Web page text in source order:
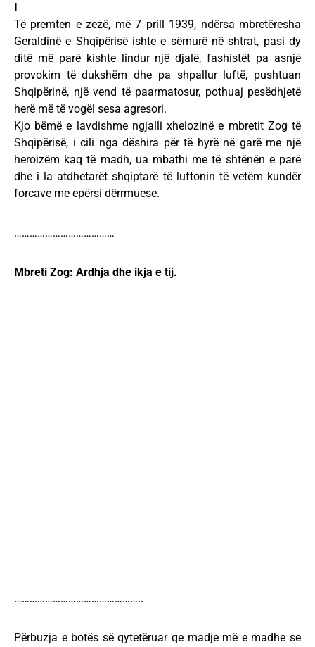
I
Të premten e zezë, më 7 prill 1939, ndërsa mbretëresha
Geraldinë e Shqipërisë ishte e sëmurë në shtrat, pasi dy
ditë më parë kishte lindur një djalë, fashistët pa asnjë
provokim të dukshëm dhe pa shpallur luftë, pushtuan
Shqipërinë, një vend të paarmatosur, pothuaj pesëdhjetë
herë më të vogël sesa agresori.
Kjo bëmë e lavdishme ngjalli xhelozinë e mbretit Zog të
Shqipërisë, i cili nga dëshira për të hyrë në garë me një
heroizëm kaq të madh, ua mbathi me të shtënën e parë
dhe i la atdhetarët shqiptarë të luftonin të vetëm kundër
forcave me epërsi dërrmuese.
…………………………………
Mbreti Zog: Ardhja dhe ikja e tij.
…………………………………………..
Përbuzja e botës së qytetëruar qe madje më e madhe se